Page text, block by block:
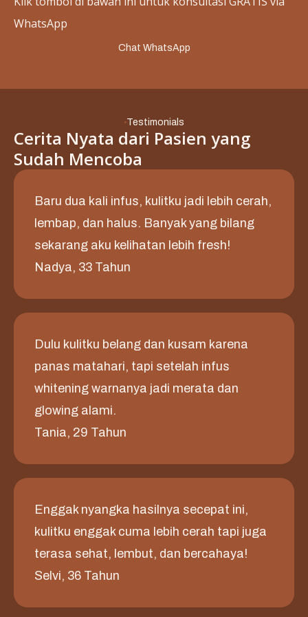
WhatsApp
Chat WhatsApp
Testimonials
Cerita Nyata dari Pasien yang
Sudah Mencoba
Baru dua kali infus, kulitku jadi lebih cerah,
lembap, dan halus. Banyak yang bilang
sekarang aku kelihatan lebih fresh!
Nadya, 33 Tahun
Dulu kulitku belang dan kusam karena
panas matahari, tapi setelah infus
whitening warnanya jadi merata dan
glowing alami.
Tania, 29 Tahun
Enggak nyangka hasilnya secepat ini,
kulitku enggak cuma lebih cerah tapi juga
terasa sehat, lembut, dan bercahaya!
Selvi, 36 Tahun